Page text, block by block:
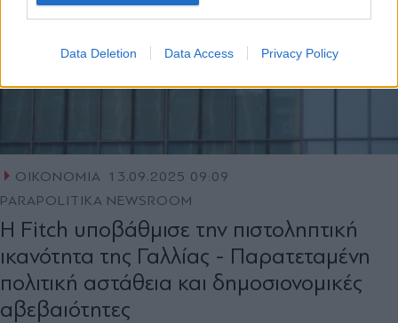
Data Deletion Data Access Privacy Policy
ΟΙΚΟΝΟΜΙΑ 13.09.2025 09:09
PARAPOLITIKA NEWSROOM
Η Fitch υποβάθμισε την πιστοληπτική
ικανότητα της Γαλλίας - Παρατεταμένη
πολιτική αστάθεια και δημοσιονομικές
αβεβαιότητες